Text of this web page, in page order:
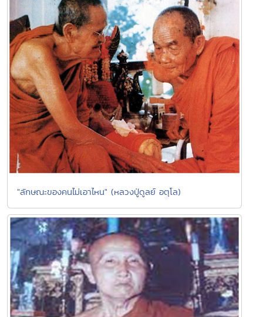
"ลักษณะของคนไม่เอาไหน" (หลวงปู่ดูลย์ อตุโล)